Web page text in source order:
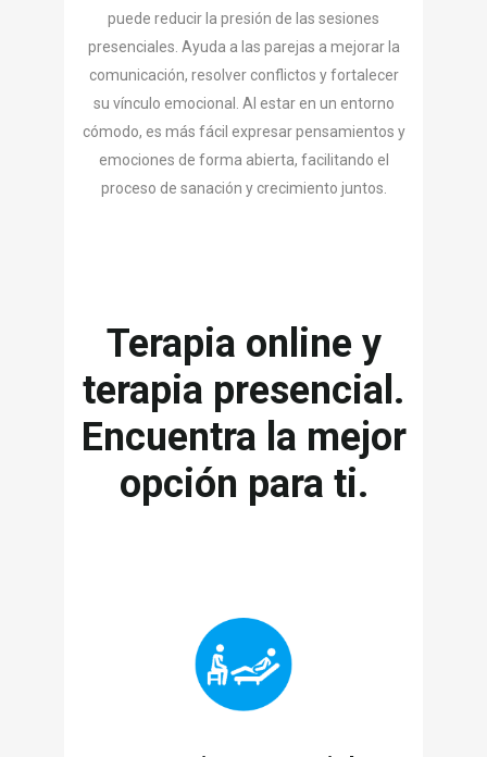
puede reducir la presión de las sesiones
presenciales. Ayuda a las parejas a mejorar la
comunicación, resolver conflictos y fortalecer
su vínculo emocional. Al estar en un entorno
cómodo, es más fácil expresar pensamientos y
emociones de forma abierta, facilitando el
proceso de sanación y crecimiento juntos.
Terapia online y
terapia presencial.
Encuentra la mejor
opción para ti.